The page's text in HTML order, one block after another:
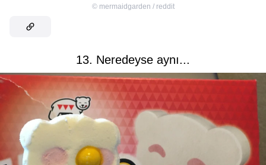
© mermaidgarden / reddit
13. Neredeyse aynı...